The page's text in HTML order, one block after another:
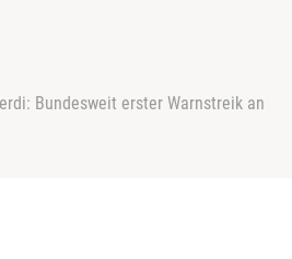
Bundesweit erster Warnstreik an